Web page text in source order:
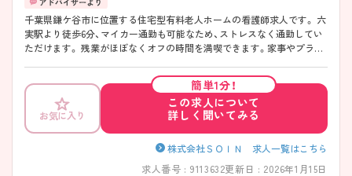
千葉県鎌ケ谷市に位置する住宅型有料老人ホームの看護師求人です。 六
実駅より徒歩6分、マイカー通勤も可能なため、ストレスなく通勤してい
ただけます。 残業がほぼなくオフの時間を満喫できます。家事やプライ
イントなどさらに詳細をお話いたしますので、お気軽にご相談くださ
い。
お気に入り
簡単1分！
この求人について
詳しく聞いてみる
株式会社ＳＯＩＮ 求人一覧はこちら
求人番号 : 9113632更新日 : 2026年1月15日